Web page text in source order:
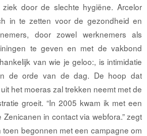
ziek door de slechte hygiëne. Arcelor
in te zetten voor de gezondheid en
door zowel werknemers als
te geven en met de vakbond
van wie je geloo:, is intimidatie
de orde van de dag. De hoop dat
het moeras zal trekken neemt met de
groeit. “In 2005 kwam ik met een
in contact via webfora.” zegt
toen begonnen met een campagne om